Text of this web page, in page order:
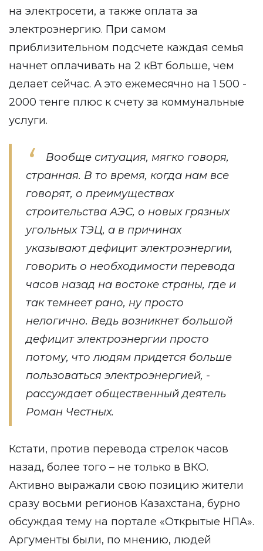
на электросети, а также оплата за
электроэнергию. При самом
приблизительном подсчете каждая семья
начнет оплачивать на 2 кВт больше, чем
делает сейчас. А это ежемесячно на 1 500 -
2000 тенге плюс к счету за коммунальные
услуги.
Вообще ситуация, мягко говоря,
странная. В то время, когда нам все
говорят, о преимуществах
строительства АЭС, о новых грязных
угольных ТЭЦ, а в причинах
указывают дефицит электроэнергии,
говорить о необходимости перевода
часов назад на востоке страны, где и
так темнеет рано, ну просто
нелогично. Ведь возникнет большой
дефицит электроэнергии просто
потому, что людям придется больше
пользоваться электроэнергией, -
рассуждает общественный деятель
Роман Честных.
Кстати, против перевода стрелок часов
назад, более того – не только в ВКО.
Активно выражали свою позицию жители
сразу восьми регионов Казахстана, бурно
обсуждая тему на портале «Открытые НПА».
Аргументы были, по мнению, людей